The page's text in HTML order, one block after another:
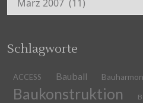
Schlagworte
ACCESS Bauball
Baukonstruktion